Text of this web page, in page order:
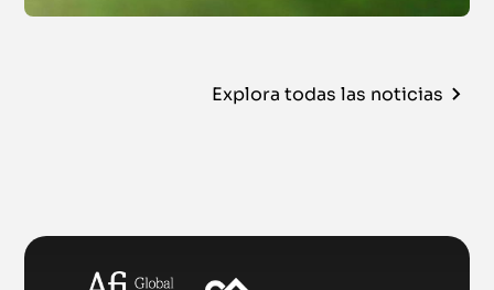
Explora todas las noticias